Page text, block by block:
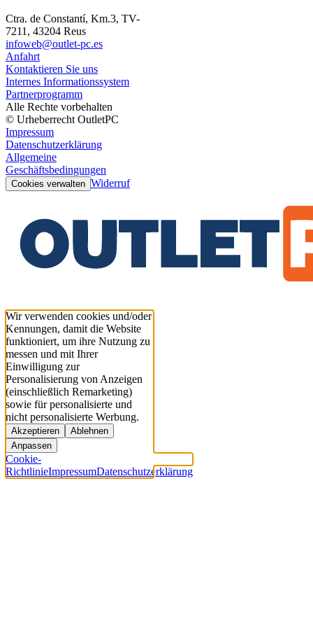
Ctra. de Constantí, Km.3, TV-
7211, 43204 Reus
infoweb@outlet-pc.es
Anfahrt
Kontaktieren Sie uns
Internes Informationssystem
Partnerprogramm
Alle Rechte vorbehalten
© Urheberrecht OutletPC
Impressum
Datenschutzerklärung
Allgemeine
Geschäftsbedingungen
Cookies verwalten Widerruf
Wir verwenden cookies und/oder
Kennungen, damit die Website
funktioniert, um ihre Nutzung zu
messen und mit Ihrer
Einwilligung zur
Personalisierung von Anzeigen
(einschließlich Remarketing)
sowie für personalisierte und
nicht personalisierte Werbung.
Akzeptieren
Ablehnen
Anpassen
Cookie-
RichtlinieImpressumDatenschutzerklärung